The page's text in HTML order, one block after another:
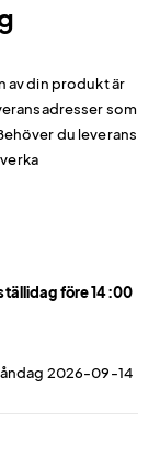
av din produkt är
som
du leverans
före 14:00
2026-09-14